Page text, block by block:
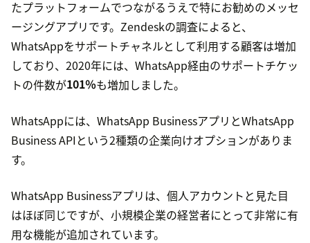
たプラットフォームでつながるうえで特にお勧めのメッセ
ージングアプリです。Zendeskの調査によると、
WhatsAppをサポートチャネルとして利用する顧客は増加
しており、2020年には、WhatsApp経由のサポートチケッ
トの件数が101％も増加しました。
WhatsAppには、WhatsApp BusinessアプリとWhatsApp
Business APIという2種類の企業向けオプションがありま
す。
WhatsApp Businessアプリは、個人アカウントと見た目
はほぼ同じですが、小規模企業の経営者にとって非常に有
用な機能が追加されています。